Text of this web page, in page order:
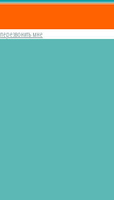
перезвонить мне